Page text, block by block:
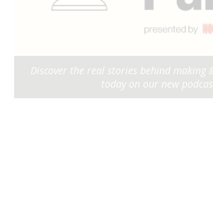
Discover the real stories behind making
today on our new